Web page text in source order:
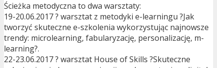
Ścieżka metodyczna to dwa warsztaty:
19-20.06.2017 ? warsztat z metodyki e-learningu ?Jak
tworzyć skuteczne e-szkolenia wykorzystując najnowsze
trendy: microlearning, fabularyzację, personalizację, m-
learning?.
22-23.06.2017 ? warsztat House of Skills ?Skuteczne